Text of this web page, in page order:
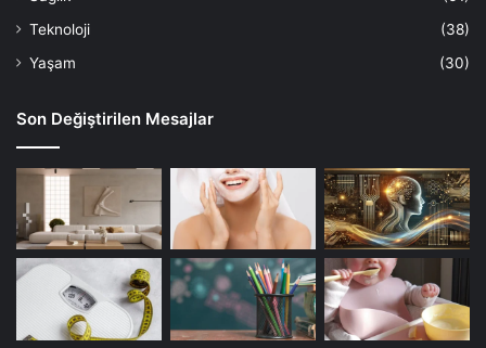
Teknoloji
(38)
Yaşam
(30)
Son Değiştirilen Mesajlar